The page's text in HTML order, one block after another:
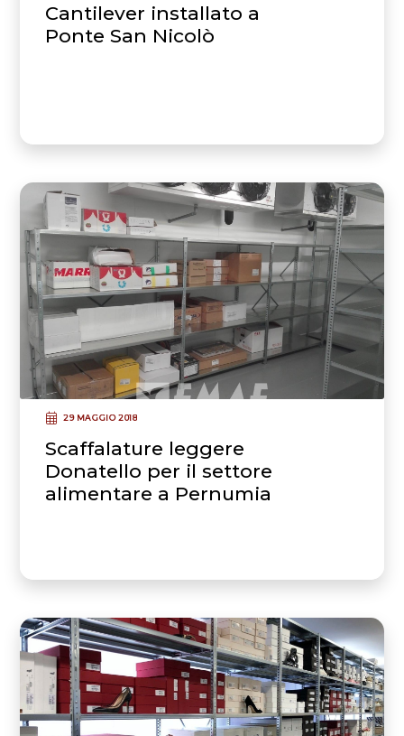
Cantilever installato a
Ponte San Nicolò
29 MAGGIO 2018
Scaffalature leggere
Donatello per il settore
alimentare a Pernumia